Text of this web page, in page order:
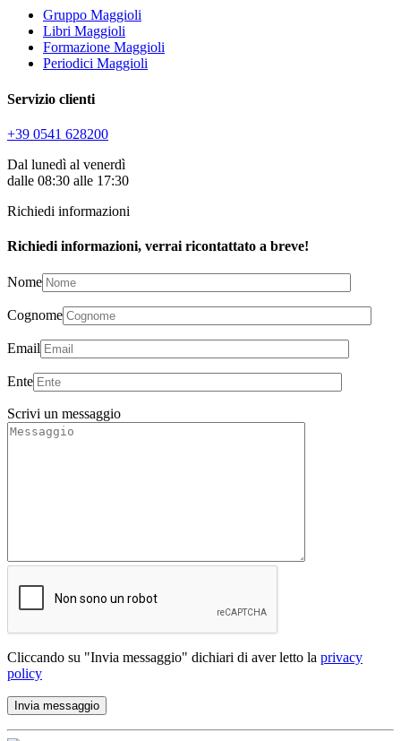
Gruppo Maggioli
Libri Maggioli
Formazione Maggioli
Periodici Maggioli
Servizio clienti
+39 0541 628200
Dal lunedì al venerdì
dalle 08:30 alle 17:30
Richiedi informazioni
Richiedi informazioni, verrai ricontattato a breve!
Nome
Cognome
Email
Ente
Scrivi un messaggio
Cliccando su "Invia messaggio" dichiari di aver letto la privacy
policy